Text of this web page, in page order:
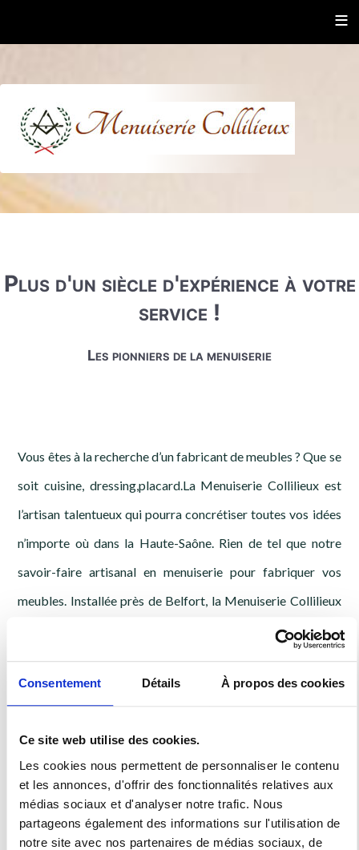
Consentement Détails À propos des cookies
Ce site web utilise des cookies.
Les cookies nous permettent de personnaliser le contenu
et les annonces, d'offrir des fonctionnalités relatives aux
médias sociaux et d'analyser notre trafic. Nous
partageons également des informations sur l'utilisation de
notre site avec nos partenaires de médias sociaux, de
≡
Plus d'un siècle d'expérience à votre
service !
Les pionniers de la menuiserie
Vous êtes à la recherche d’un fabricant de meubles ? Que se
soit cuisine, dressing,placard.La Menuiserie Collilieux est
l’artisan talentueux qui pourra concrétiser toutes vos idées
n’importe où dans la Haute-Saône. Rien de tel que notre
savoir-faire artisanal en menuiserie pour fabriquer vos
meubles. Installée près de Belfort, la Menuiserie Collilieux
met à votre disposition une équipe performante et
expérimentée.
Un fabricant de
meubles
Installez confort, esthétique et praticité dans votre cuisine